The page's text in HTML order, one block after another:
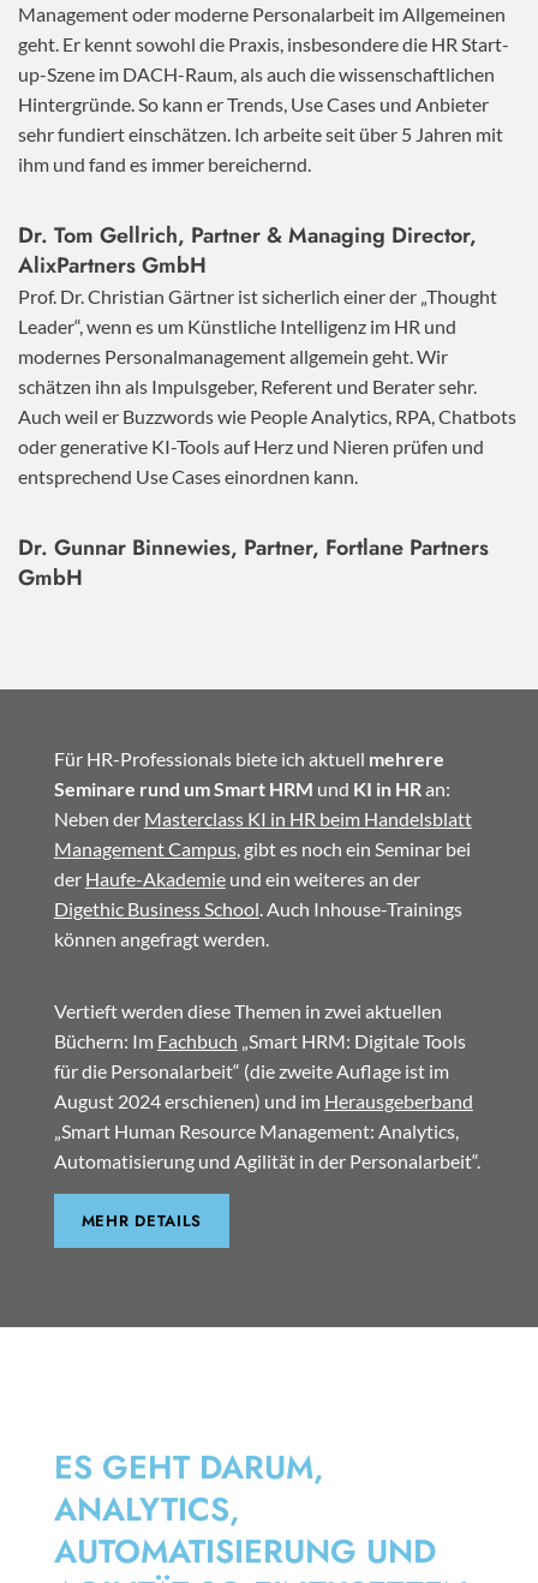
Management oder moderne Personalarbeit im Allgemeinen
geht. Er kennt sowohl die Praxis, insbesondere die HR Start-
up-Szene im DACH-Raum, als auch die wissenschaftlichen
Hintergründe. So kann er Trends, Use Cases und Anbieter
sehr fundiert einschätzen. Ich arbeite seit über 5 Jahren mit
ihm und fand es immer bereichernd.
Dr. Tom Gellrich, Partner & Managing Director,
AlixPartners GmbH
Prof. Dr. Christian Gärtner ist sicherlich einer der „Thought
Leader“, wenn es um Künstliche Intelligenz im HR und
modernes Personalmanagement allgemein geht. Wir
schätzen ihn als Impulsgeber, Referent und Berater sehr.
Auch weil er Buzzwords wie People Analytics, RPA, Chatbots
oder generative KI-Tools auf Herz und Nieren prüfen und
entsprechend Use Cases einordnen kann.
Dr. Gunnar Binnewies, Partner, Fortlane Partners
GmbH
Für HR-Professionals biete ich aktuell mehrere
Seminare rund um Smart HRM und KI in HR an:
Neben der Masterclass KI in HR beim Handelsblatt
Management Campus, gibt es noch ein Seminar bei
der Haufe-Akademieund ein weiteres an der
Digethic Business School . Auch Inhouse-Trainings
können angefragt werden.
Vertieft werden diese Themen in zwei aktuellen
Büchern: Im Fachbuch „Smart HRM: Digitale Tools
für die Personalarbeit“ (die zweite Auflage ist im
August 2024 erschienen) und im Herausgeberband
„Smart Human Resource Management: Analytics,
Automatisierung und Agilität in der Personalarbeit“.
MEHR DETAILS
ES GEHT DARUM,
ANALYTICS,
AUTOMATISIERUNG UND